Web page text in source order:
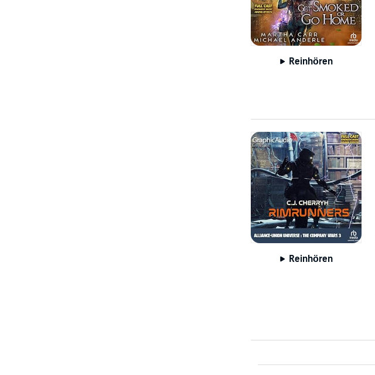
Reinhören
Reinhören